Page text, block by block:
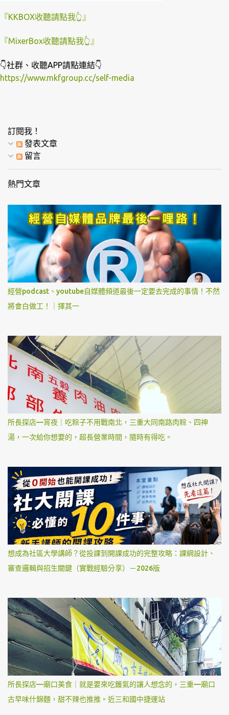
『KKBOX收聽請點我👆』
『MixerBox收聽請點我👆』
👇社群、收聽APP請點連結👇
https://www.mkfgroup.cc/self-media
訂閱我！
發表文章
留言
熱門文章
經營podcast、youtube自媒體頻道最後一定要去完成的事情！不然
將會白做工！｜擇其一
所長探店—宵夜｜吃粽子不用戰南北，三重大同南路肉粽、四神
湯，一次給你想要的，超長營業時間，隨時有得吃。
想成為社區大學講師？從投課到開課成功的完整攻略：課綱設計、
審查邏輯與招生關鍵（實戰經驗分享）－2026版
所長探店—廟口美食｜就是要來吃鑊氣的讓人想念的，三重—廟口
古早味什錦麵，甜不辣也推推。近三和國中捷運站